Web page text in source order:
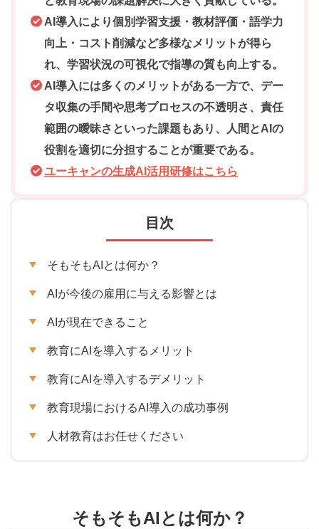
AI導入により個別学習支援・教材評価・語学力
向上・コスト削減など多様なメリットが得ら
れ、学習状況の可視化で指導の質も向上する。
AI導入には多くのメリットがある一方で、デー
タ収集の手間や思考プロセスの不透明さ、責任
範囲の曖昧さといった課題もあり、人間とAIの
役割を適切に分担することが重要である。
ユーキャンの生成AI活用研修はこちら
目次
そもそもAIとは何か？
AIが今後の雇用に与える影響とは
AIが現在できること
教育にAIを導入するメリット
教育にAIを導入するデメリット
教育現場におけるAI導入の成功事例
人材教育はお任せください
そもそもAIとは何か？